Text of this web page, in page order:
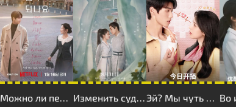
Можно ли перевести любовь? Изменить судьбу Эй? Мы чуть не расстались!